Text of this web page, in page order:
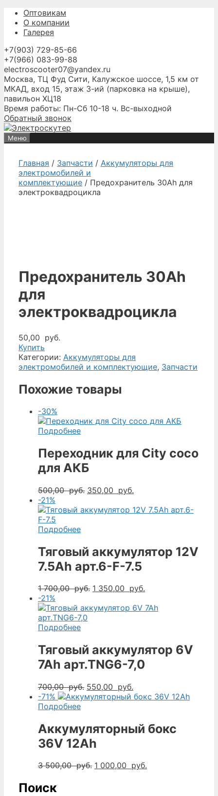
Перейти
содержимому
Оптовикам
О компании
Галерея
+7(903) 729-85-66
+7(966) 083-99-88
electroscooter07@yandex.ru
Москва, ТЦ Фуд Сити, Калужское шоссе, 1,5 км от
МКАД, вход 15, этаж 3-ий (парковка на крыше),
павильон ХЦ18
Время работы: Пн-Сб 10-18 ч. Вс-выходной
Обратный звонок
Меню
Главная / Запчасти / Аккумуляторы для
электромобилей и
комплектующие / Предохранитель 30Ah для
электроквадроцикла
Предохранитель 30Ah
для
электроквадроцикла
50,00 руб.
Купить
Категории: Аккумуляторы для
электромобилей и комплектующие, Запчасти
Похожие товары
-30%
Подробнее
Переходник для City coco
для АКБ
500,00руб. Первоначальная
составляла
350,00 руб.
350,00
-21%
Подробнее
Тяговый аккумулятор 12V
7.5Ah арт.6-F-7.5
1 700,00руб. Первоначальная
составляла
1 350,00 руб.
1
-21%
Подробнее
Тяговый аккумулятор 6V
7Ah арт.TNG6-7,0
700,00руб. Первоначальная
цена
руб..
550,00 руб.
цена:
-71%
Подробнее
Аккумуляторный бокс
36V 12Ah
3 500,00руб. Первоначальная
1 000,00 руб.
Поиск